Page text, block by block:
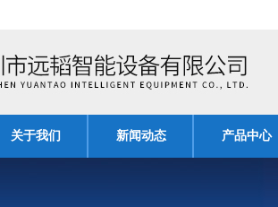
关于我们 新闻动态 产品中心